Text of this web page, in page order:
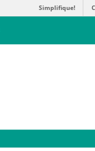
Simplifique!